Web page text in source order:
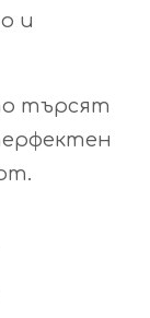
и
търсят